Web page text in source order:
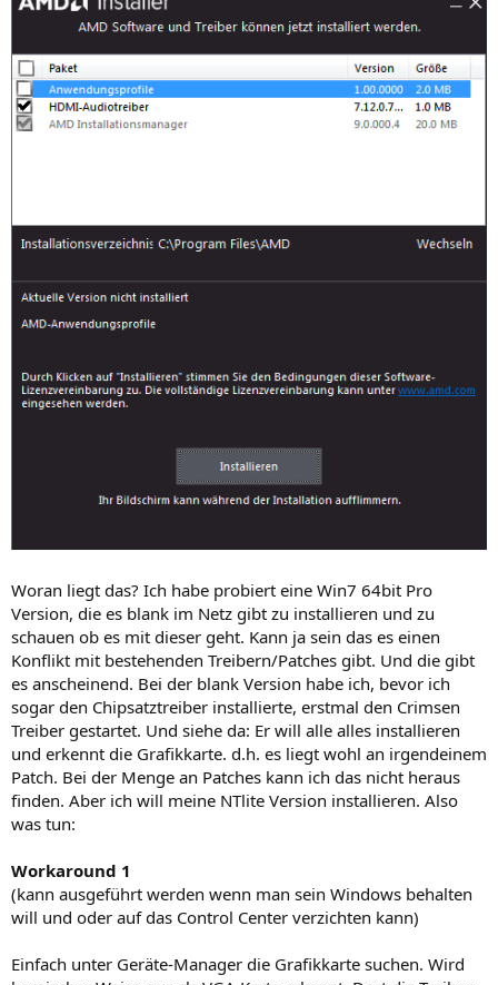
Woran liegt das? Ich habe probiert eine Win7 64bit Pro
Version, die es blank im Netz gibt zu installieren und zu
schauen ob es mit dieser geht. Kann ja sein das es einen
Konflikt mit bestehenden Treibern/Patches gibt. Und die gibt
es anscheinend. Bei der blank Version habe ich, bevor ich
sogar den Chipsatztreiber installierte, erstmal den Crimsen
Treiber gestartet. Und siehe da: Er will alle alles installieren
und erkennt die Grafikkarte. d.h. es liegt wohl an irgendeinem
Patch. Bei der Menge an Patches kann ich das nicht heraus
finden. Aber ich will meine NTlite Version installieren. Also
was tun:
Workaround 1
(kann ausgeführt werden wenn man sein Windows behalten
will und oder auf das Control Center verzichten kann)
Einfach unter Geräte-Manager die Grafikkarte suchen. Wird